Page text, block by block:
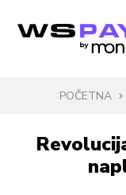
POČETNA